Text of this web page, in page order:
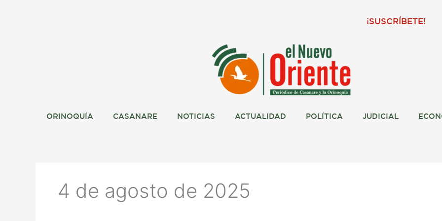
¡SUSCRÍBETE!
ORINOQUÍA CASANARE NOTICIAS ACTUALIDAD POLÍTICA JUDICIAL
4 de agosto de 2025